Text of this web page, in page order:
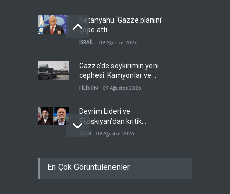
Netanyahu ‘Gazze planını’
çöpe attı
İSRAİL 09 Ağustos 2026
Gazze’de soykırımın yeni
cephesi: Kamyonlar ve
sürücüler de hedefte
FİLİSTİN 09 Ağustos 2026
Devrim Lideri ve
Pizişkiyan’dan kritik
görüşme
İRAN 09 Ağustos 2026
güçlere büyük operasyon
En Çok Görüntülenenler